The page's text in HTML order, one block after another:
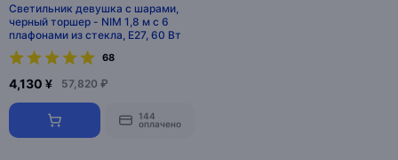
Светильник девушка с шарами,
черный торшер - NIM 1,8 м с 6
плафонами из стекла, E27, 60 Вт
68
4,130 ¥ 57,820 ₽
144
оплачено